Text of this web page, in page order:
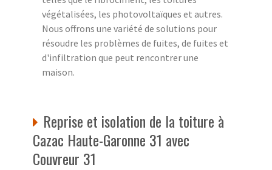
végétalisées, les photovoltaïques et autres.
Nous offrons une variété de solutions pour
résoudre les problèmes de fuites, de fuites et
d'infiltration que peut rencontrer une
maison.
Reprise et isolation de la toiture à
Cazac Haute-Garonne 31 avec
Couvreur 31